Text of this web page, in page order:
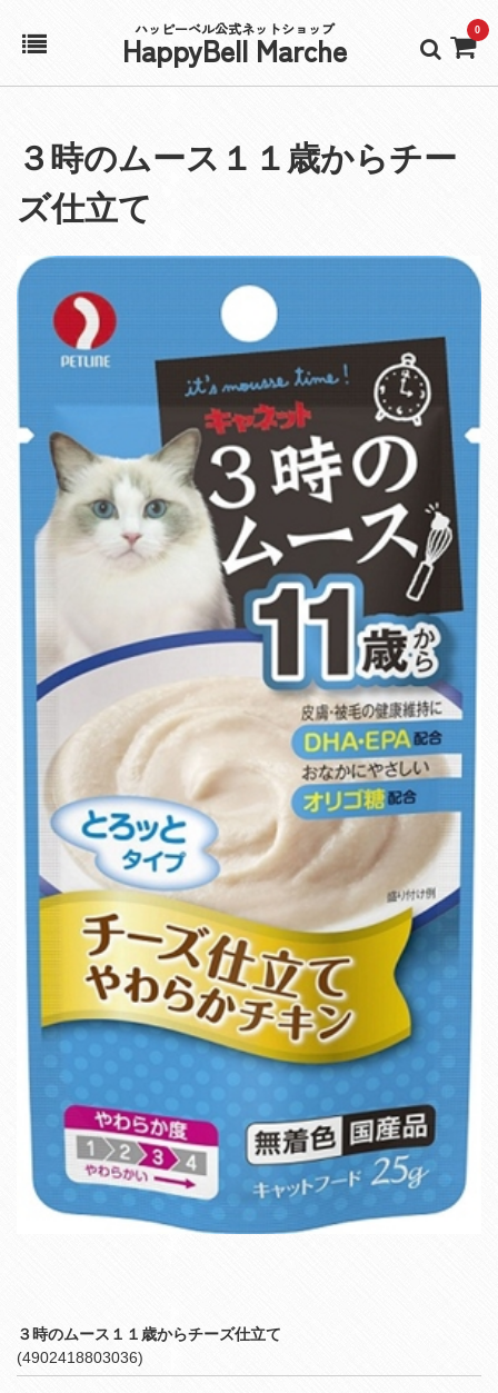
ハッピーベル公式ネットショップ
HappyBell Marche 0
アカウント
カート
３時のムース１１歳からチー
ズ仕立て
３時のムース１１歳からチーズ仕立て
(4902418803036)